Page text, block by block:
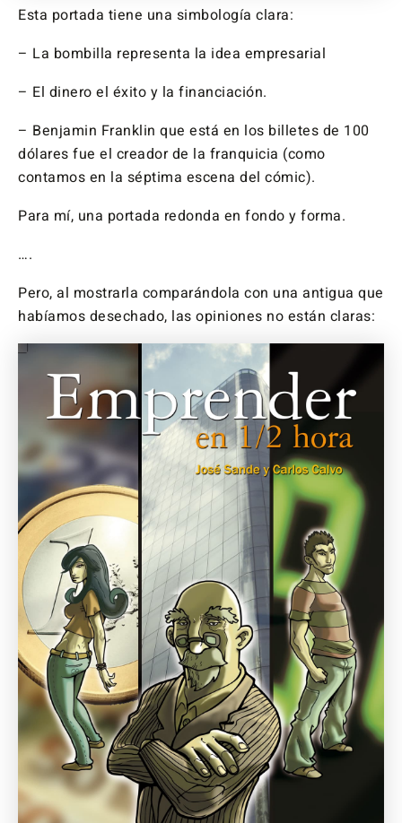
Esta portada tiene una simbología clara:
– La bombilla representa la idea empresarial
– El dinero el éxito y la financiación.
– Benjamin Franklin que está en los billetes de 100
dólares fue el creador de la franquicia (como
contamos en la séptima escena del cómic).
Para mí, una portada redonda en fondo y forma.
….
Pero, al mostrarla comparándola con una antigua que
habíamos desechado, las opiniones no están claras: